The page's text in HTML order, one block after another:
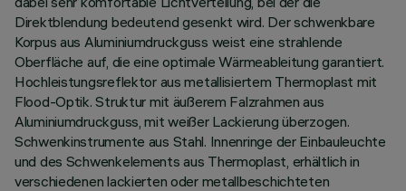
Direktblendung bedeutend gesenkt wird. Der schwenkbare
Korpus aus Aluminiumdruckguss weist eine strahlende
Oberfläche auf, die eine optimale Wärmeableitung garantiert.
Hochleistungsreflektor aus metallisiertem Thermoplast mit
Flood-Optik. Struktur mit äußerem Falzrahmen aus
Aluminiumdruckguss, mit weißer Lackierung überzogen.
Schwenkinstrumente aus Stahl. Innenringe der Einbauleuchte
und des Schwenkelements aus Thermoplast, erhältlich in
verschiedenen lackierten oder metallbeschichteten